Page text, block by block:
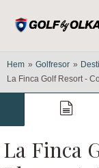
Hem » Golfresor »
La Finca Golf Resort -
La Finca